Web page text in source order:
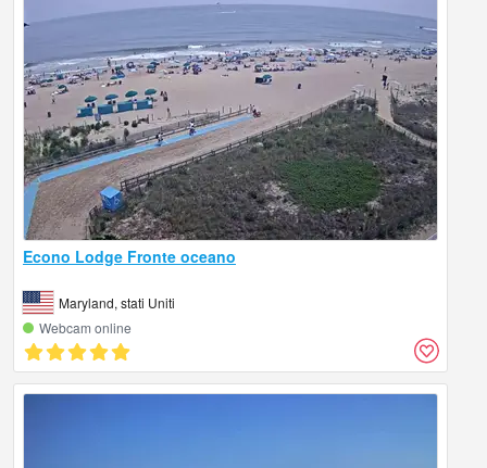
Econo Lodge Fronte oceano
Maryland, stati Uniti
Webcam online